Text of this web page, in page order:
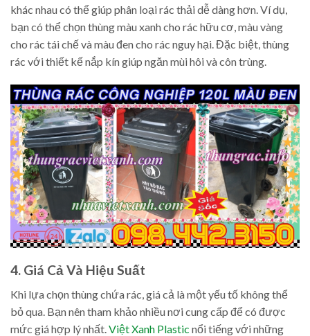
khác nhau có thể giúp phân loại rác thải dễ dàng hơn. Ví dụ,
bạn có thể chọn thùng màu xanh cho rác hữu cơ, màu vàng
cho rác tái chế và màu đen cho rác nguy hại. Đặc biệt, thùng
rác với thiết kế nắp kín giúp ngăn mùi hôi và côn trùng.
4. Giá Cả Và Hiệu Suất
Khi lựa chọn thùng chứa rác, giá cả là một yếu tố không thể
bỏ qua. Bạn nên tham khảo nhiều nơi cung cấp để có được
mức giá hợp lý nhất.Việt Xanh Plastic nổi tiếng với những